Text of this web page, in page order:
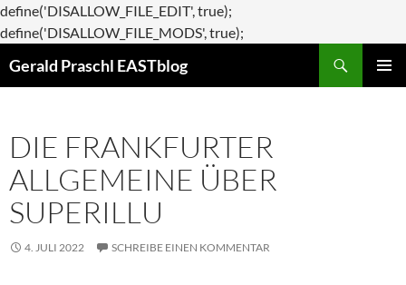
define('DISALLOW_FILE_EDIT', true);
define('DISALLOW_FILE_MODS', true);
Gerald Praschl EASTblog
DIE FRANKFURTER
ALLGEMEINE ÜBER
SUPERILLU
4. JULI 2022 SCHREIBE EINEN KOMMENTAR